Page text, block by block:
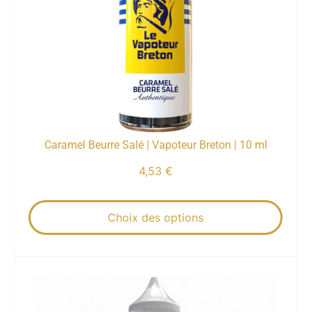
Caramel Beurre Salé | Vapoteur Breton | 10 ml
4,53 €
Choix des options